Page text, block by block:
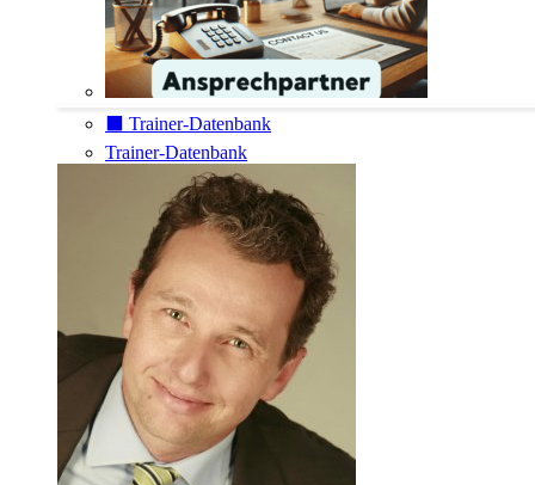
⬛️ Trainer-Datenbank
Trainer-Datenbank